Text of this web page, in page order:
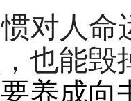
对人
也能毁
养成向